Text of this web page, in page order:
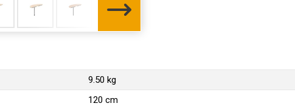
9.50 kg
120 cm